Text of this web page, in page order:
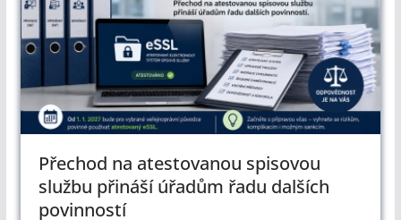
Přechod na atestovanou spisovou
službu přináší úřadům řadu dalších
povinností